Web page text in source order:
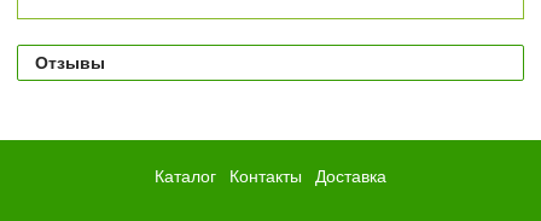
Отзывы
Каталог Контакты Доставка